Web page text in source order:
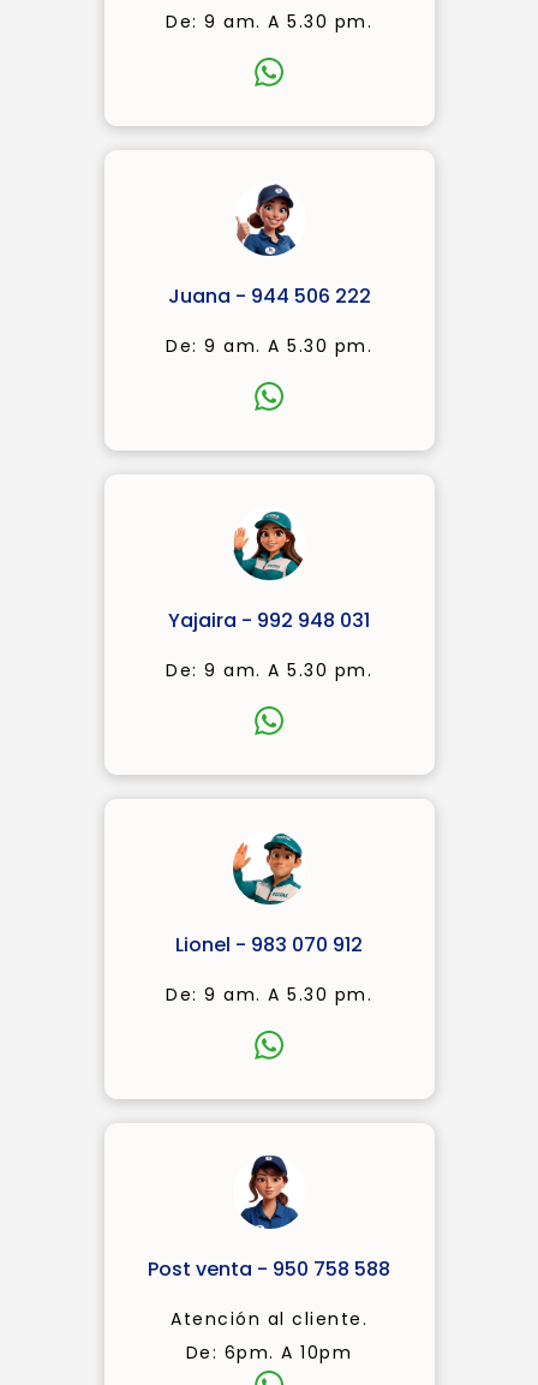
De: 9 am. A 5.30 pm.
Juana - 944 506 222
De: 9 am. A 5.30 pm.
Yajaira - 992 948 031
De: 9 am. A 5.30 pm.
Lionel - 983 070 912
De: 9 am. A 5.30 pm.
Post venta - 950 758 588
Atención al cliente.
De: 6pm. A 10pm